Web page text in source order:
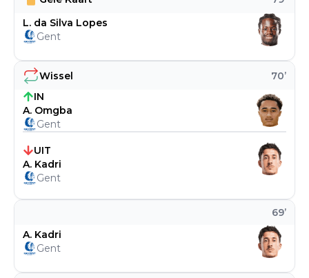
69’
A. Kadri
Gent
Wissel 70’
IN
A. Omgba
Gent
UIT
A. Kadri
Gent
L. da Silva Lopes
Gent